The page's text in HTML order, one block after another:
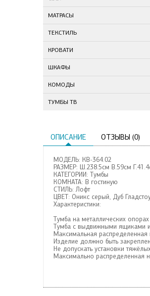
МАТРАСЫ
ТЕКСТИЛЬ
КРОВАТИ
ШКАФЫ
КОМОДЫ
ТУМБЫ ТВ
ОПИСАНИЕ ОТЗЫВЫ (0)
МОДЕЛЬ: КВ-364.02
РАЗМЕР: Ш.238.5см В.59см
КАТЕГОРИИ: Тумбы
КОМНАТА: В гостиную
СТИЛЬ: Лофт
ЦВЕТ: Оникс серый, Дуб
Характеристики:
Тумба на металлических
Тумба с выдвижными ящиками
Максимальная
Изделие должно быть
Не допускать установки
Максимально распределенная